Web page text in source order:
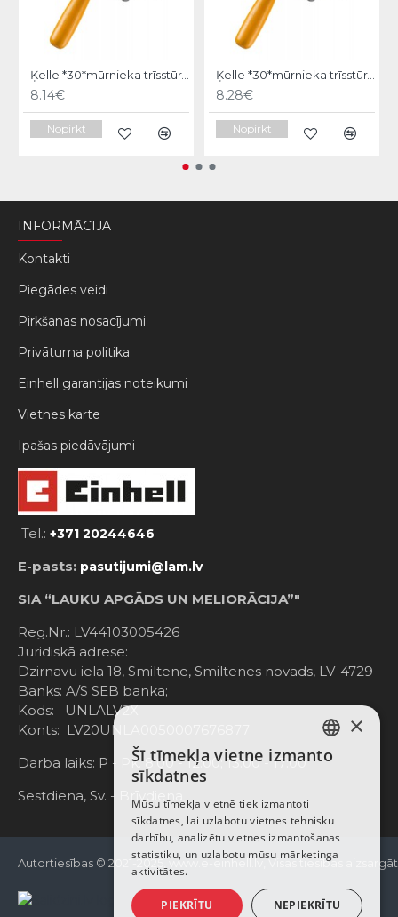
Ķelle *30*mūrnieka trīsstūra 18cm, Hardy
8.14€
Nopirkt
Ķelle *30*mūrnieka trīsstūra 20cm, Hardy
8.28€
Nopirkt
INFORMĀCIJA
Kontakti
Piegādes veidi
Pirkšanas nosacījumi
Privātuma politika
Einhell garantijas noteikumi
Vietnes karte
Ipašas piedāvājumi
Tel.: +371 20244646
E-pasts: pasutijumi@lam.lv
SIA “LAUKU APGĀDS UN MELIORĀCIJA”"
Reg.Nr.: LV44103005426
Juridiskā adrese:
Dzirnavu iela 18, Smiltene, Smiltenes novads, LV-4729
Banks: A/S SEB banka;
Kods: UNLALV2X
Konts: LV20UNLA0050007676877
Darba laiks: P - Pk. 8:00 - 12:00; 13:00 - 17:00
Sestdiena, Sv. - Brīvdiena
Autortiesības © 2021-2025, www.e-einhell.lv, Visas tiesības
LATVIAN
ENGLISH
×
Šī tīmekļa vietne izmanto
sīkdatnes
Mūsu tīmekļa vietnē tiek izmantoti
sīkdatnes, lai uzlabotu vietnes tehnisku
darbību, analizētu vietnes izmantošanas
statistiku, un uzlabotu mūsu mārketinga
aktivitātes.
PIEKRĪTU NEPIEKRĪTU